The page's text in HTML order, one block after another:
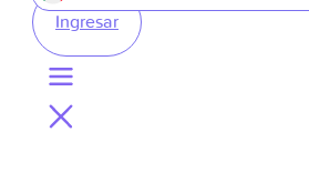
Ingresar